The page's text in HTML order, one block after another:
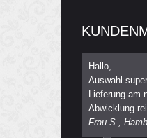
Hallo,
Auswahl
Lieferung am
Abwicklung
Frau S.,